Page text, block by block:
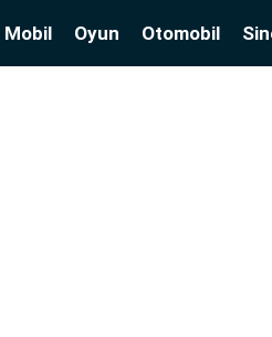
Mobil Oyun Otomobil